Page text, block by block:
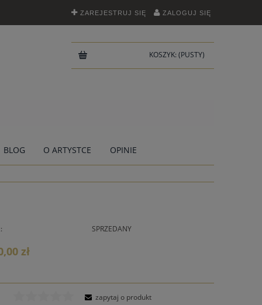
ZAREJESTRUJ SIĘ ZALOGUJ SIĘ
KOSZYK: (PUSTY)
BLOG O ARTYSTCE OPINIE
SPRZEDANY
zł
zapytaj o produkt